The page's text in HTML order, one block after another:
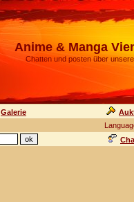
Anime & Manga
Chatten und posten über
Galerie